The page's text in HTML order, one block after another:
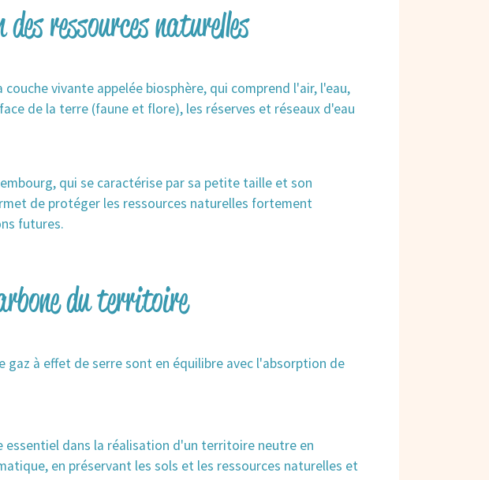
ressources naturelles
vivante appelée biosphère, qui comprend l'air, l'eau,
de la terre (faune et flore), les réserves et réseaux d'eau
qui se caractérise par sa petite taille et son
de protéger les ressources naturelles fortement
futures.
du territoire
à effet de serre sont en équilibre avec l'absorption de
dans la réalisation d'un territoire neutre en
en préservant les sols et les ressources naturelles et